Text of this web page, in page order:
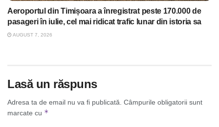
Aeroportul din Timișoara a înregistrat peste 170.000 de
pasageri în iulie, cel mai ridicat trafic lunar din istoria sa
AUGUST 7, 2026
Lasă un răspuns
Adresa ta de email nu va fi publicată. Câmpurile obligatorii sunt
marcate cu *